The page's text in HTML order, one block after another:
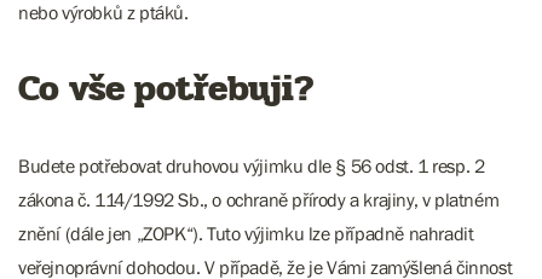
nebo výrobků z ptáků.
Co vše potřebuji?
Budete potřebovat druhovou výjimku dle § 56 odst. 1 resp. 2
zákona č. 114/1992 Sb., o ochraně přírody a krajiny, v platném
znění (dále jen „ZOPK“). Tuto výjimku lze případně nahradit
veřejnoprávní dohodou. V případě, že je Vámi zamýšlená činnost